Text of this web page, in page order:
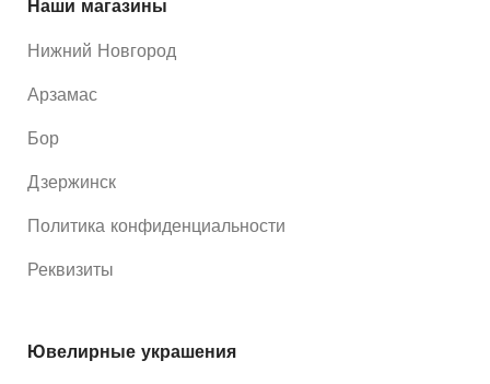
Наши магазины
Нижний Новгород
Арзамас
Бор
Дзержинск
Политика конфиденциальности
Реквизиты
Ювелирные украшения